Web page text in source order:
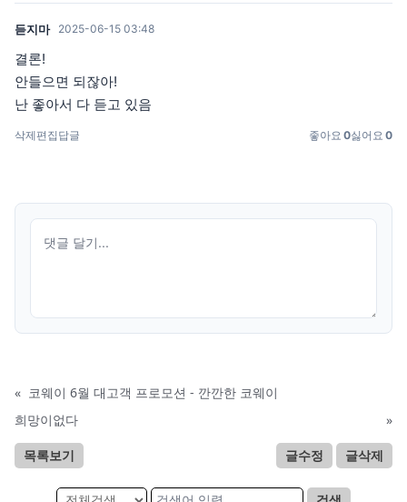
듣지마 2025-06-15 03:48
결론!
안들으면 되잖아!
난 좋아서 다 듣고 있음
삭제편집 답글 좋아요 0싫어요 0
« 코웨이 6월 대고객 프로모션 - 깐깐한 코웨이
희망이없다
»
목록보기 글수정 글삭제